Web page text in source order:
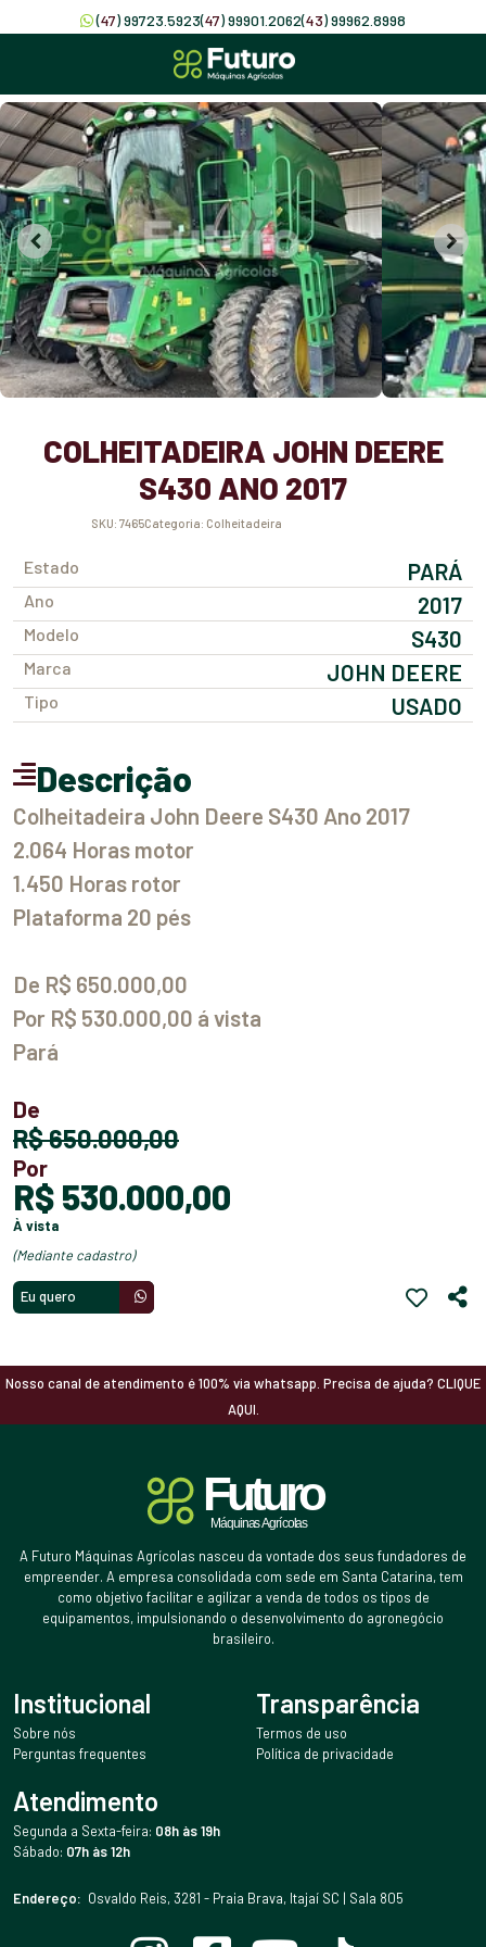
(47) 99723.5923(47) 99901.2062(43) 99962.8998
COLHEITADEIRA JOHN DEERE
S430 ANO 2017
SKU: 7465 Categoria: Colheitadeira
Estado PARÁ
Ano 2017
Modelo S430
Marca JOHN DEERE
Tipo USADO
Descrição
Colheitadeira John Deere S430 Ano 2017
2.064 Horas motor
1.450 Horas rotor
Plataforma 20 pés
De R$ 650.000,00
Por R$ 530.000,00 á vista
Pará
De
R$ 650.000,00
Por
R$ 530.000,00
à vista
(mediante cadastro)
Eu quero
Nosso canal de atendimento é 100% via whatsapp. Precisa de ajuda? CLIQUE
AQUI.
A Futuro Máquinas Agrícolas nasceu da vontade dos seus fundadores de
empreender. A empresa consolidada com sede em Santa Catarina, tem
como objetivo facilitar e agilizar a venda de todos os tipos de
equipamentos, impulsionando o desenvolvimento do agronegócio
brasileiro.
Institucional
Sobre nós
Perguntas frequentes
Transparência
Termos de uso
Política de privacidade
Atendimento
Segunda a Sexta-feira: 08h às 19h
Sábado: 07h às 12h
Endereço: Osvaldo Reis, 3281 - Praia Brava, Itajaí SC | Sala 805